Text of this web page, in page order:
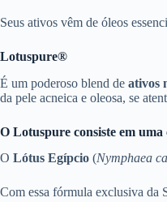
Seus ativos vêm de óleos
Lotuspure®
É um poderoso blend de ativos
da pele acneica e oleosa, se
O Lotuspure consiste em
O Lótus Egípcio (Nymphaea
Com essa fórmula exclusiva da